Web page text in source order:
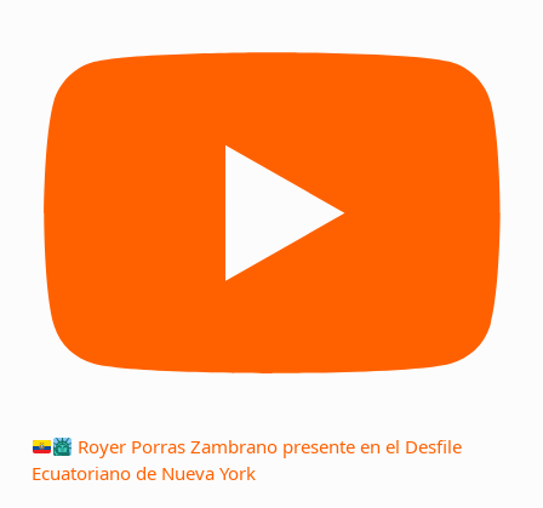
Royer Porras Zambrano presente en el Desfile
Ecuatoriano de Nueva York